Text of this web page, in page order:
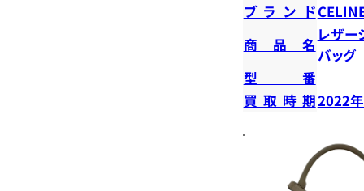
ブランド
商品名
レザー
バッグ
型番
買取時期2022